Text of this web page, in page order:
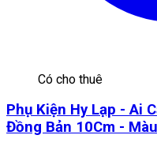
Có cho thuê
Phụ Kiện Hy Lạp - Ai
Đồng Bản 10Cm -